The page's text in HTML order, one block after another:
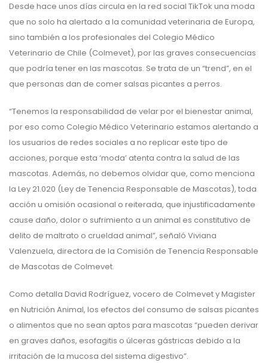
Desde hace unos días circula en la red social TikTok una moda
que no solo ha alertado a la comunidad veterinaria de Europa,
sino también a los profesionales del Colegio Médico
Veterinario de Chile (Colmevet), por las graves consecuencias
que podría tener en las mascotas. Se trata de un “trend”, en el
que personas dan de comer salsas picantes a perros.
“Tenemos la responsabilidad de velar por el bienestar animal,
por eso como Colegio Médico Veterinario estamos alertando a
los usuarios de redes sociales a no replicar este tipo de
acciones, porque esta ‘moda’ atenta contra la salud de las
mascotas. Además, no debemos olvidar que, como menciona
la Ley 21.020 (Ley de Tenencia Responsable de Mascotas), toda
acción u omisión ocasional o reiterada, que injustificadamente
cause daño, dolor o sufrimiento a un animal es constitutivo de
delito de maltrato o crueldad animal”, señaló Viviana
Valenzuela, directora de la Comisión de Tenencia Responsable
de Mascotas de Colmevet.
Como detalla David Rodríguez, vocero de Colmevet y Magister
en Nutrición Animal, los efectos del consumo de salsas picantes
o alimentos que no sean aptos para mascotas “pueden derivar
en graves daños, esofagitis o úlceras gástricas debido a la
irritación de la mucosa del sistema digestivo”.